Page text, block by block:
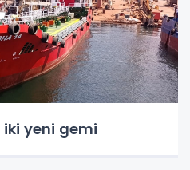
iki yeni gemi